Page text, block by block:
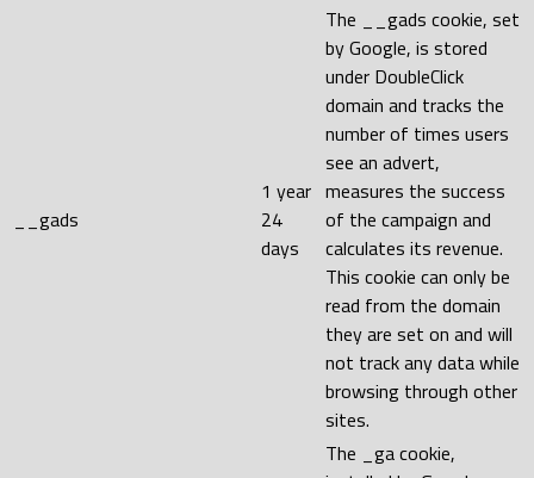
__gads
1 year
24
days
The __gads cookie, set
by Google, is stored
under DoubleClick
domain and tracks the
number of times users
see an advert,
measures the success
of the campaign and
calculates its revenue.
This cookie can only be
read from the domain
they are set on and will
not track any data while
browsing through other
sites.
The _ga cookie,